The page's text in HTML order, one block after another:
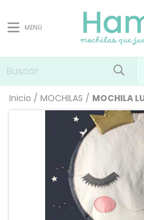
MENÚ
Inicio / MOCHILAS / MOCHILA